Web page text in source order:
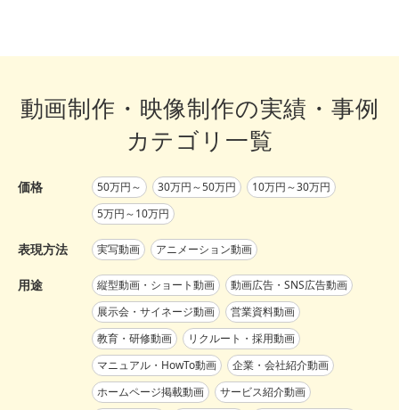
動画制作・映像制作の実績・事例
カテゴリ一覧
価格 50万円～ 30万円～50万円
10万円～30万円
5万円～10万円
表現方法 実写動画 アニメーション動画
用途 縦型動画・ショート動画
動画広告・SNS広告動画
展示会・サイネージ動画
営業資料動画
教育・研修動画
リクルート・採用動画
マニュアル・HowTo動画
企業・会社紹介動画
ホームページ掲載動画
サービス紹介動画